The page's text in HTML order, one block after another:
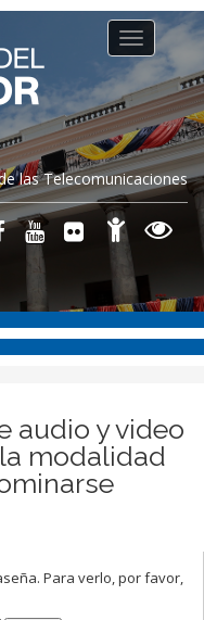
las Telecomunicaciones
Toggle
navigation
audio y video
modalidad
Para verlo, por favor,